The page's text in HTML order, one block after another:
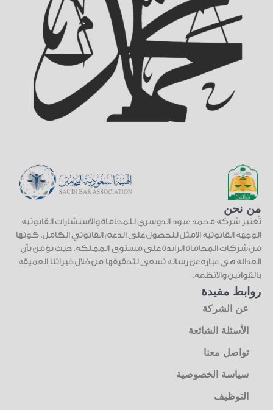
من نحن
تُعتبر شركة محمد عبود الدوسري للمحاماة والاستشارات القانونية
الوجهة القانونية الأمثل للحصول على الدعم القانوني الكامل. كونها
من شركات المحاماة الرائدة على مستوى المملكة. حيث نؤمن بأن
العدالة هي عبارة عن رسالة نسعى لتحقيقها من خلال خبراتنا العميقة
بالقوانين والأنظمة.
روابط مفيدة
عن الشركة
الأسئلة الشائعة
تواصل معنا
سياسة الخصوصية
التوظيف